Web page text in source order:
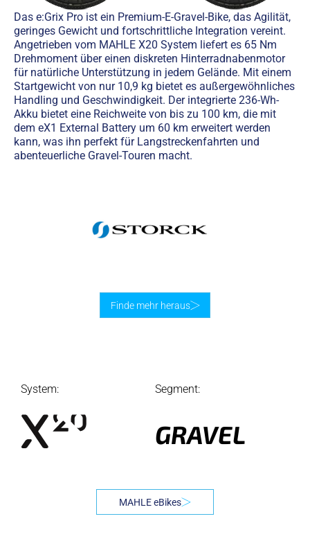
Das e:Grix Pro ist ein Premium-E-Gravel-Bike, das Agilität,
geringes Gewicht und fortschrittliche Integration vereint.
Angetrieben vom MAHLE X20 System liefert es 65 Nm
Drehmoment über einen diskreten Hinterradnabenmotor
für natürliche Unterstützung in jedem Gelände. Mit einem
Startgewicht von nur 10,9 kg bietet es außergewöhnliches
Handling und Geschwindigkeit. Der integrierte 236-Wh-
Akku bietet eine Reichweite von bis zu 100 km, die mit
dem eX1 External Battery um 60 km erweitert werden
kann, was ihn perfekt für Langstreckenfahrten und
abenteuerliche Gravel-Touren macht.
System: Segment:
GRAVEL
Finde mehr heraus
MAHLE eBikes